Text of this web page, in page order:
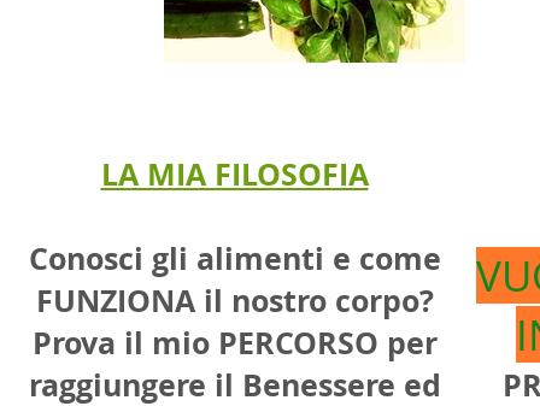
LA MIA FILOSOFIA
Conosci gli alimenti e come
FUNZIONA il nostro corpo?
Prova il mio PERCORSO per
raggiungere il Benessere ed